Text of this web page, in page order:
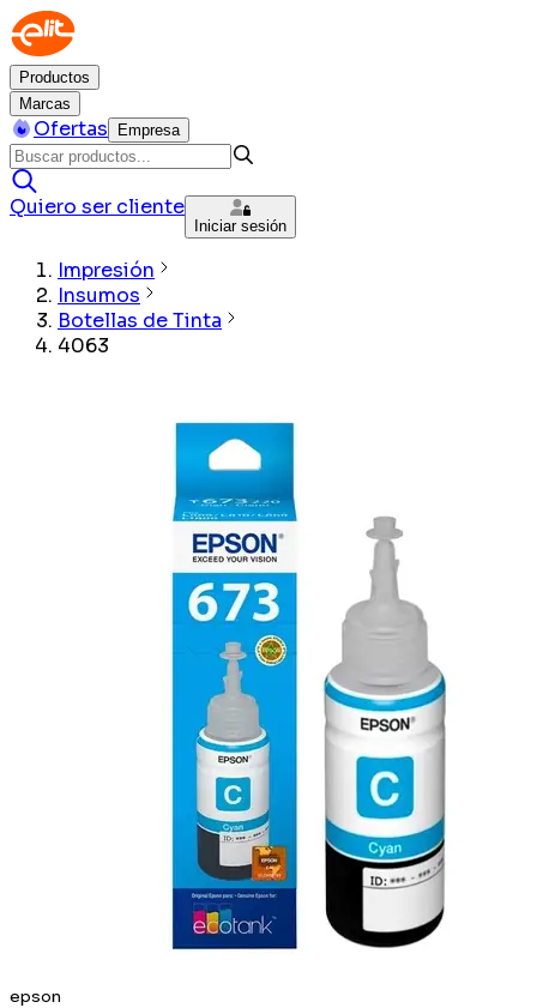
Productos
Marcas
Ofertas Empresa
Quiero ser cliente
Iniciar sesión
Impresión
Insumos
Botellas de Tinta
4063
epson